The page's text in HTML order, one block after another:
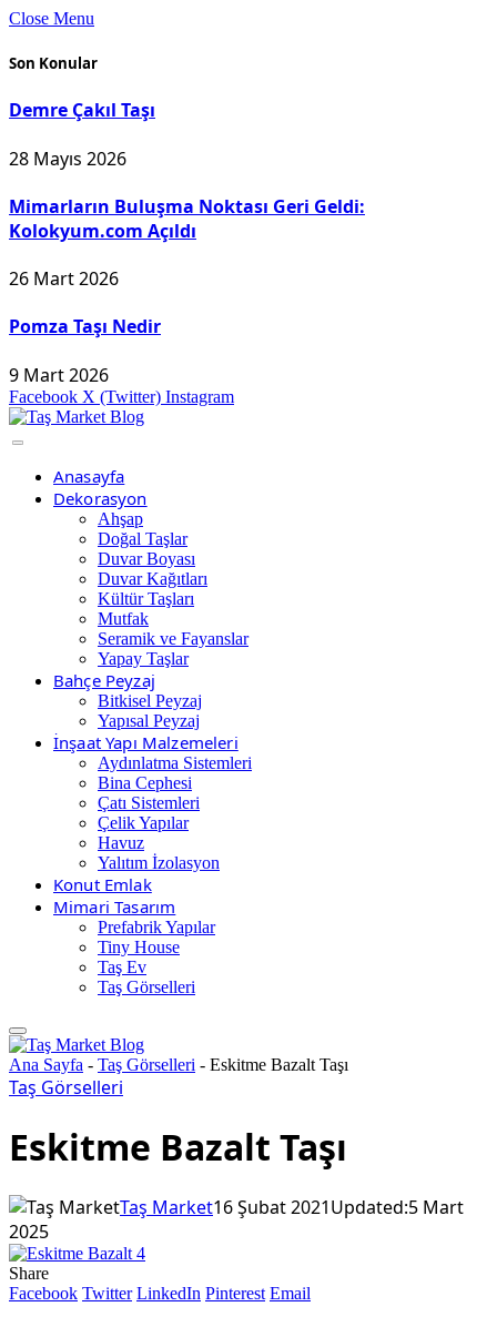
Close Menu
Son Konular
Demre Çakıl Taşı
28 Mayıs 2026
Mimarların Buluşma Noktası Geri Geldi:
Kolokyum.com Açıldı
26 Mart 2026
Pomza Taşı Nedir
9 Mart 2026
Facebook X (Twitter) Instagram
Anasayfa
Dekorasyon
Ahşap
Doğal Taşlar
Duvar Boyası
Duvar Kağıtları
Kültür Taşları
Mutfak
Seramik ve Fayanslar
Yapay Taşlar
Bahçe Peyzaj
Bitkisel Peyzaj
Yapısal Peyzaj
İnşaat Yapı Malzemeleri
Aydınlatma Sistemleri
Bina Cephesi
Çatı Sistemleri
Çelik Yapılar
Havuz
Yalıtım İzolasyon
Konut Emlak
Mimari Tasarım
Prefabrik Yapılar
Tiny House
Taş Ev
Taş Görselleri
Ana Sayfa - Taş Görselleri - Eskitme Bazalt Taşı
Taş Görselleri
Eskitme Bazalt Taşı
Taş Market16 Şubat 2021Updated:5 Mart
2025
Share
Facebook Twitter LinkedIn Pinterest Email